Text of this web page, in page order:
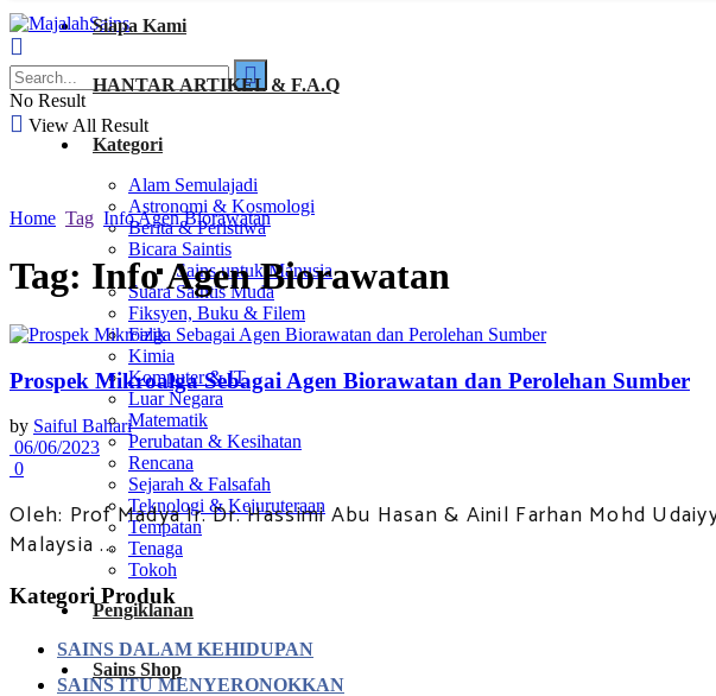
Siapa Kami
HANTAR ARTIKEL & F.A.Q
Kategori
Alam Semulajadi
Astronomi & Kosmologi
Berita & Peristiwa
Bicara Saintis
Sains untuk Manusia
Suara Saintis Muda
Fiksyen, Buku & Filem
Fizik
Kimia
Komputer & IT
Luar Negara
Matematik
Perubatan & Kesihatan
Rencana
Sejarah & Falsafah
Teknologi & Kejuruteraan
Tempatan
Tenaga
Tokoh
Pengiklanan
Sains Shop
No Result
View All Result
Home Tag Info Agen Biorawatan
Tag: Info Agen Biorawatan
Prospek Mikroalga Sebagai Agen Biorawatan dan Perolehan Sumber
by Saiful Bahari
06/06/2023
0
Oleh: Prof Madya Ir. Dr. Hassimi Abu Hasan & Ainil Farhan Mohd
Malaysia ...
Kategori Produk
SAINS DALAM KEHIDUPAN
SAINS ITU MENYERONOKKAN